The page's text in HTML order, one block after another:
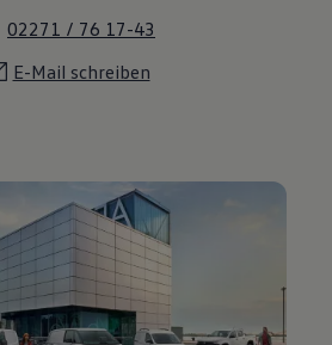
02271 / 76 17-43
E-Mail schreiben